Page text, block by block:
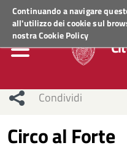
Continuando a navigare
all'utilizzo dei cookie sul
nostraCookie Policy
Regione VenetoACCEDI AI
Condividi
Circo al Forte